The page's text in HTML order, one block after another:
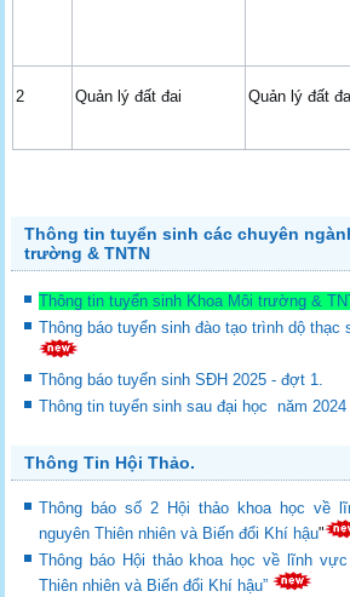
2 Quản lý đất đai Quản lý đất
Thông tin tuyển sinh các chuyên
trường & TNTN
Thông tin tuyển sinh Khoa Môi trường &
Thông báo tuyển sinh đào tạo trình dộ thạc
Thông báo tuyển sinh SĐH 2025 - đợt 1.
Thông tin tuyển sinh sau đại học năm 2024
Thông Tin Hội Thảo.
Thông báo số 2 Hội thảo khoa học về
nguyên Thiên nhiên và Biến đổi Khí hậu"
Thông báo Hội thảo khoa học về lĩnh
Thiên nhiên và Biến đổi Khí hậu”